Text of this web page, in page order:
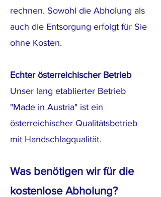
rechnen. Sowohl die Abholung als
auch die Entsorgung erfolgt für Sie
ohne Kosten.
Echter österreichischer Betrieb
Unser lang etablierter Betrieb
"Made in Austria" ist ein
österreichischer Qualitätsbetrieb
mit Handschlagqualität.
Was benötigen wir für die
kostenlose Abholung?